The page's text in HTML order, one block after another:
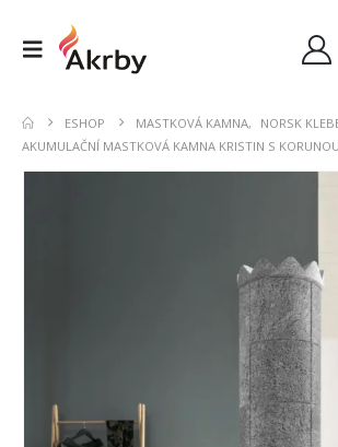
ESHOP MASTKOVÁ KAMNA,
NORSK
AKUMULAČNÍ MASTKOVÁ KAMNA KRISTIN S KORUNOU